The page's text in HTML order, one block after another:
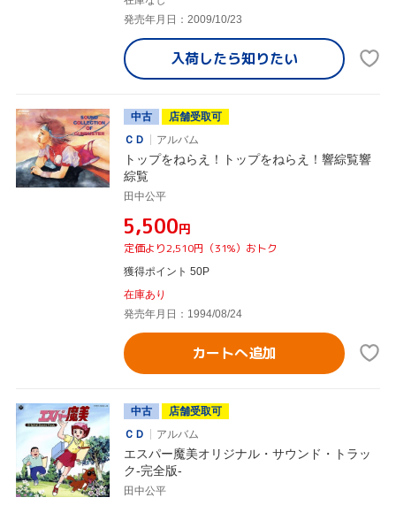
発売年月日：2009/10/23
入荷したら知りたい
中古
店舗受取可
ＣＤ
アルバム
トップをねらえ！トップをねらえ！響綜覧響
綜覧
田中公平
¥5,500円
定価より2,510円（31%）おトク
獲得ポイント 50P
在庫あり
発売年月日：1994/08/24
カートへ追加
中古
店舗受取可
ＣＤ
アルバム
エスパー魔美オリジナル・サウンド・トラッ
ク-完全版-
田中公平